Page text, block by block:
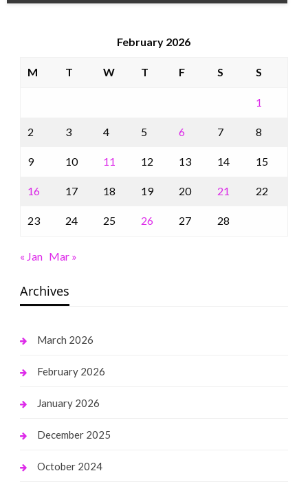
February 2026
M T W T F S S
1
2 3 4 5 6 7 8
9 10 11 12 13 14 15
16 17 18 19 20 21 22
23 24 25 26 27 28
« Jan Mar »
Archives
March 2026
February 2026
January 2026
December 2025
October 2024